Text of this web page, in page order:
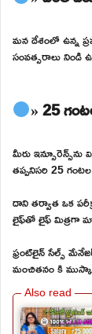
మన దేశంలో ఉన్న
సంవత్సరాలు నిండి
» 25
మీరు
తప్పనిసరి 25
దాని తర్వాత ఒక
లైఫ్‌తో లైఫ్ మిత్రగా
ఫ్రంట్‌లైన్ సేల్స్
మంచితనం కి